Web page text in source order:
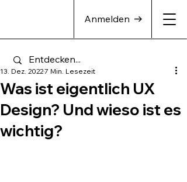
Anmelden
Was ist eigentlich UX
Design? Und wieso ist es
wichtig?
13. Dez. 20227 Min. Lesezeit